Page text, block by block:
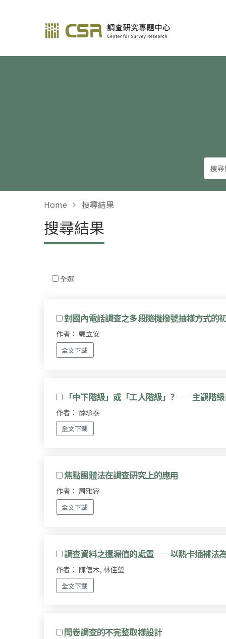
調查研究—方法與應用
Home 搜尋結果
搜尋結果
全選
對國內電話調查之多段隨機撥號抽樣方式的
作者： 戴立安
全文下載
「中下階級」或「工人階級」? ──主觀階
作者： 薛承泰
全文下載
焦點團體法在調查研究上的應用
作者： 周雅容
全文下載
調查資料之還漏值的處置──以熱卡插補法
作者： 陳信木, 林佳瑩
全文下載
問卷調查的不完整取樣設計